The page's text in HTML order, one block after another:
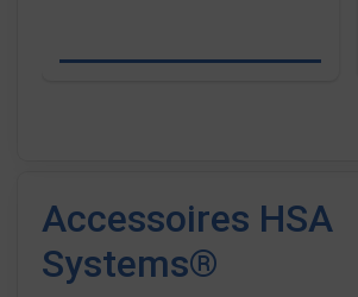
Accessoires HSA
Systems®